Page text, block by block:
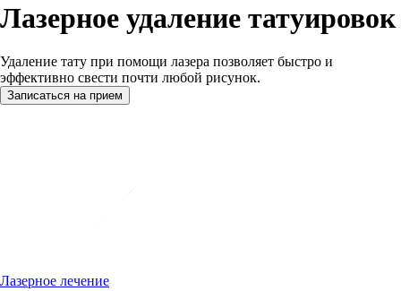
Лазерное удаление татуировок
Удаление тату при помощи лазера позволяет быстро и
эффективно свести почти любой рисунок.
Записаться на прием
Лазерное лечение